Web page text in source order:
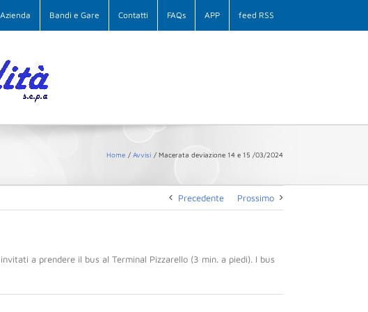
Azienda Bandi e Gare Contatti FAQs APP feed RSS
Home Avvisi Macerata deviazione 14 e 15 /03/2024
Precedente Prossimo
a prendere il bus al Terminal Pizzarello (3 min. a piedi). I bus